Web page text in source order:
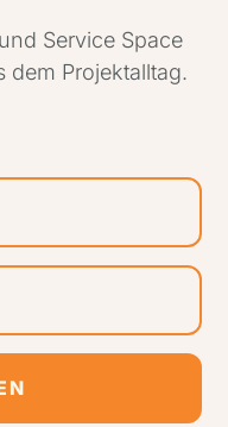
Service Space
dem Projektalltag.